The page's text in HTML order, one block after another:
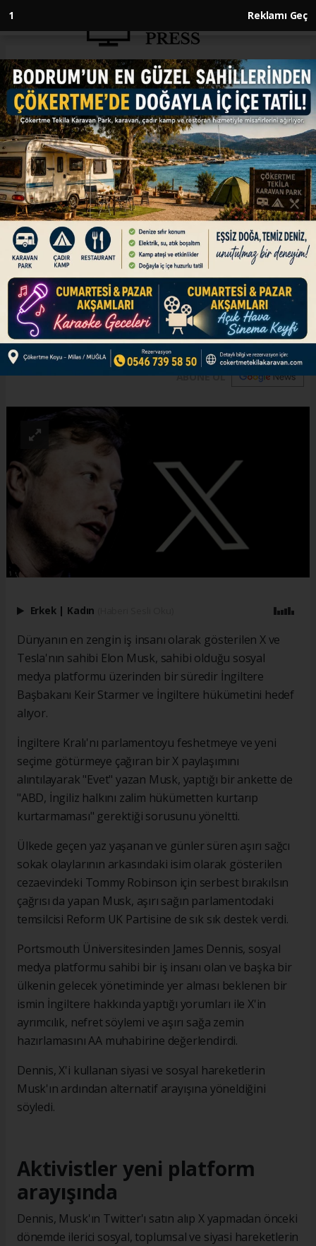
Anasayfa İNGİLTERE
Elon Musk'ın aşırı sağa destek
paylaşımları bu görüşleri
meşrulaştırıyor
İNGİLTERE
16.01.2025 - 13:41, Güncelleme: 16.01.2025 - 13:41
Sosyal medya platformu X'in sahibi Musk'ın
İngiltere'yi hedef alan ve aşırı sağa destek
veren paylaşımlarını değerlendiren İngiliz
akademisyen Dennis, aşırı sağa destek veren
paylaşımların, bu düşünceye ait ifadeleri
meşrulaştırdığını söyledi.
ABONE OL
Erkek | Kadın
Dünyanın en zengin iş insanı olarak gösterilen X ve
Tesla'nın sahibi Elon Musk, sahibi olduğu sosyal
medya platformu üzerinden bir süredir İngiltere
Başbakanı Keir Starmer ve İngiltere hükümetini hedef
alıyor.
İngiltere Kralı'nı parlamentoyu feshetmeye ve yeni
seçime götürmeye çağıran bir X paylaşımını
alıntılayarak "Evet" yazan Musk, yaptığı bir ankette de
"ABD, İngiliz halkını zalim hükümetten kurtarıp
kurtarmaması" gerektiği sorusunu yöneltti.
Ülkede geçen yaz yaşanan ve günler süren aşırı sağcı
sokak olaylarının arkasındaki isim olarak gösterilen
cezaevindeki Tommy Robinson için serbest bırakılsın
çağrısı da yapan Musk, aşırı sağın parlamentodaki
temsilcisi Reform UK Partisine de sık sık destek verdi.
Portsmouth Üniversitesinden James Dennis, sosyal
medya platformu sahibi bir iş insanı olan ve başka bir
ülkenin gelecek yönetiminde yer alması beklenen bir
ismin İngiltere hakkında yaptığı yorumları ile X'in
ayrımcılık, nefret söylemi ve aşırı sağa zemin
hazırlamasını AA muhabirine değerlendirdi.
Dennis, X'i kullanan siyasi ve sosyal hareketlerin
Musk'ın ardından alternatif arayışına yöneldiğini
söyledi.
Aktivistler yeni platform
arayışında
Dennis, Musk'ın Twitter'ı satın alıp X yapmadan önceki
dönemde ilerici sosyal, toplumsal ve siyasi hareketlerin